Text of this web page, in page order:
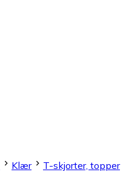
Klær
T-skjorter, topper